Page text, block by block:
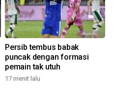
Persib tembus babak
puncak dengan formasi
pemain tak utuh
17 menit lalu